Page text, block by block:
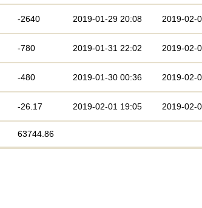
-2640 2019-01-29 20:08 2019-02-
-780 2019-01-31 22:02 2019-02-
-480 2019-01-30 00:36 2019-02-
-26.17 2019-02-01 19:05 2019-02-
63744.86